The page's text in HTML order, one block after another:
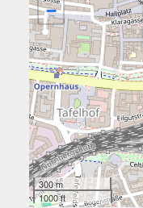
−
300 m
1000 ft